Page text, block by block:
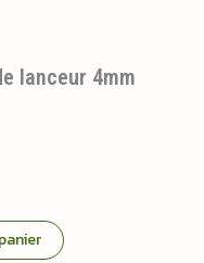
lanceur 4mm